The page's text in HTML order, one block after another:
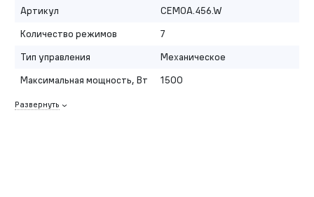
Артикул
CEMOA.456.W
Количество режимов
7
Тип управления
Механическое
Максимальная мощность, Вт
1500
Развернуть